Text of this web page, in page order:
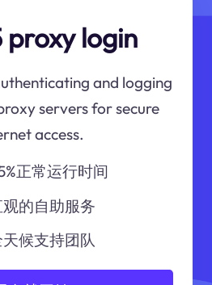
proxy login
and logging
servers for secure
access.
正常运行时间
观的自助服务
候支持团队